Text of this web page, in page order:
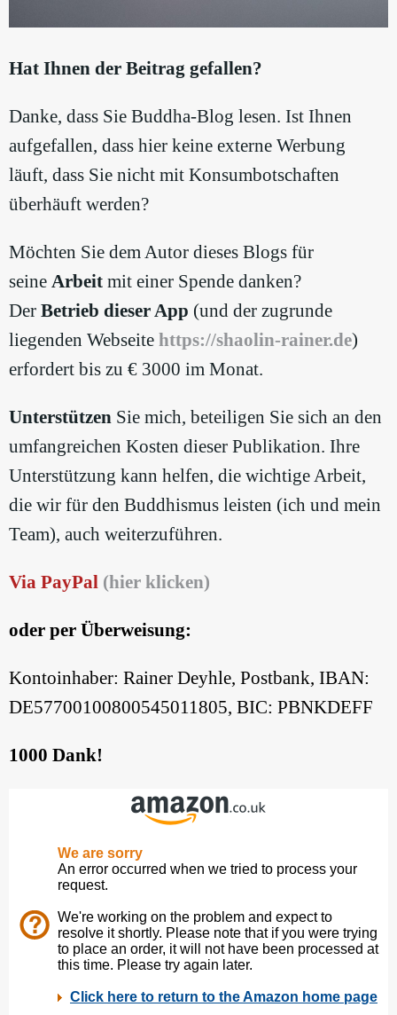
Hat Ihnen der Beitrag gefallen?
Danke, dass Sie Buddha-Blog lesen. Ist Ihnen
aufgefallen, dass hier keine externe Werbung
läuft, dass Sie nicht mit Konsumbotschaften
überhäuft werden?
Möchten Sie dem Autor dieses Blogs für
seine Arbeit mit einer Spende danken?
Der Betrieb dieser App (und der zugrunde
liegenden Webseite https://shaolin-rainer.de)
erfordert bis zu € 3000 im Monat.
Unterstützen Sie mich, beteiligen Sie sich an den
umfangreichen Kosten dieser Publikation. Ihre
Unterstützung kann helfen, die wichtige Arbeit,
die wir für den Buddhismus leisten (ich und mein
Team), auch weiterzuführen.
Via PayPal (hier klicken)
oder per Überweisung:
Kontoinhaber: Rainer Deyhle, Postbank, IBAN:
DE57700100800545011805, BIC: PBNKDEFF
1000 Dank!